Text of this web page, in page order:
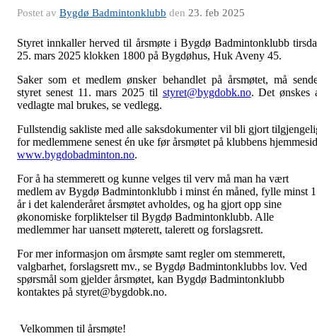
Postet av Bygdø Badmintonklubb den 23. feb 2025
Styret innkaller herved til årsmøte i Bygdø Badmintonklubb
25. mars 2025 klokken 1800 på Bygdøhus, Huk Aveny 45.
Saker som et medlem ønsker behandlet på årsmøtet, må
styret senest 11. mars 2025 til styret@bygdobk.no. Det ønskes
vedlagte mal brukes, se vedlegg.
Fullstendig sakliste med alle saksdokumenter vil bli gjort
for medlemmene senest én uke før årsmøtet på klubbens
www.bygdobadminton.no.
For å ha stemmerett og kunne velges til verv må man ha vært
medlem av Bygdø Badmintonklubb i minst én måned, fylle minst
år i det kalenderåret årsmøtet avholdes, og ha gjort opp sine
økonomiske forpliktelser til Bygdø Badmintonklubb. Alle
medlemmer har uansett møterett, talerett og forslagsrett.
For mer informasjon om årsmøte samt regler om stemmerett,
valgbarhet, forslagsrett mv., se Bygdø Badmintonklubbs lov. Ved
spørsmål som gjelder årsmøtet, kan Bygdø Badmintonklubb
kontaktes på styret@bygdobk.no.
Velkommen til årsmøte!